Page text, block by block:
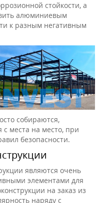
стойкости, а
алюминиевым
к разным негативным
собираются,
с места на место, при
безопасности.
являются очень
элементами для
на заказ из
наряду с